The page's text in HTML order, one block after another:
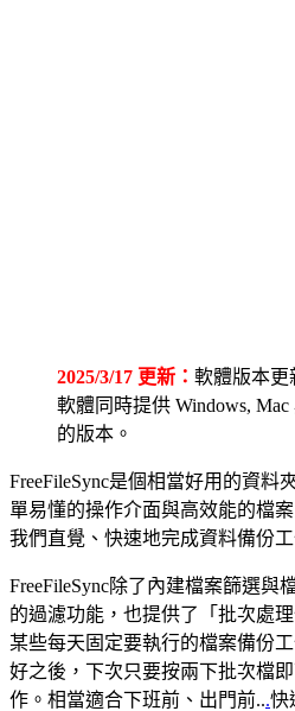
2025/3/17 更新： 軟體版本更
軟體同時提供 Windows,
的版本。
FreeFileSync是個相當好用的資料
單易懂的操作介面與高效能的檔
我們直覺、快速地完成資料備份工
FreeFileSync除了內建檔案篩選與
的過濾功能，也提供了「批次處
某些每天固定要執行的檔案備份
好之後，下次只要按兩下批次檔
作。相當適合下班前、出門前...快